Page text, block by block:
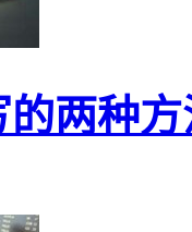
两种方